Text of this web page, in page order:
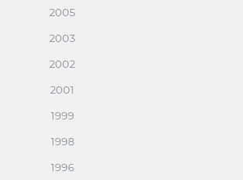
2005
2003
2002
2001
1999
1998
1996